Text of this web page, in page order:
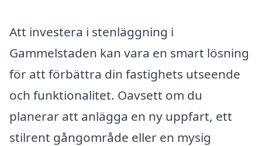
Att investera i stenläggning i
Gammelstaden kan vara en smart lösning
för att förbättra din fastighets utseende
och funktionalitet. Oavsett om du
planerar att anlägga en ny uppfart, ett
stilrent gångområde eller en mysig